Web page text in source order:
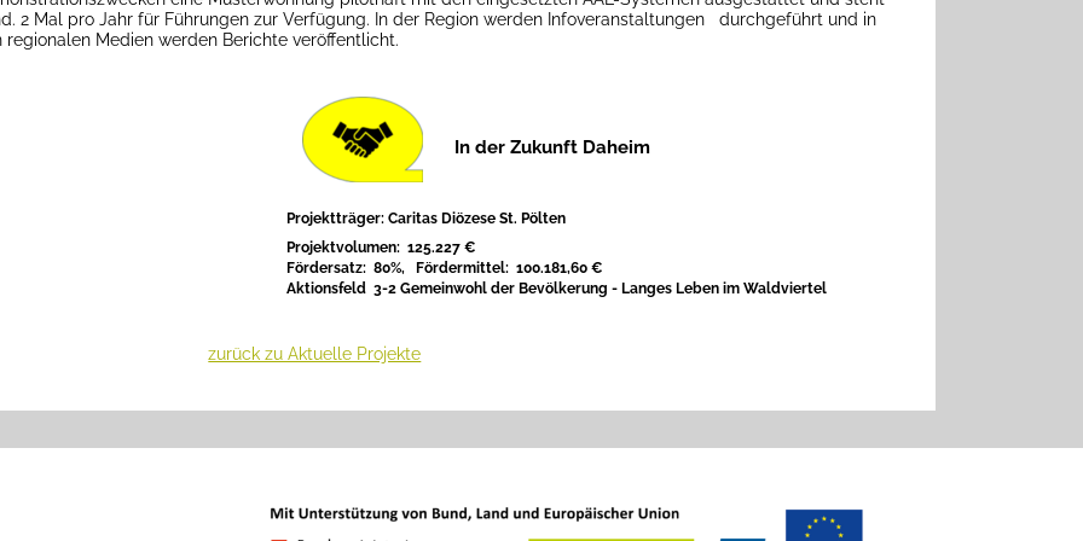
2 Mal pro Jahr für Führungen zur Verfügung. In der Region werdenInfoveranstaltungen durchgeführt und in
regionalen Medien werden Berichte veröffentlicht.
In der Zukunft Daheim
Projektträger: Caritas Diözese St. Pölten
Projektvolumen:125.227 €
Fördersatz: 80%, Fördermittel:100.181,60 €
Aktionsfeld3-2 Gemeinwohl der Bevölkerung - Langes Leben im Waldviertel
zurück zu Aktuelle Projekte